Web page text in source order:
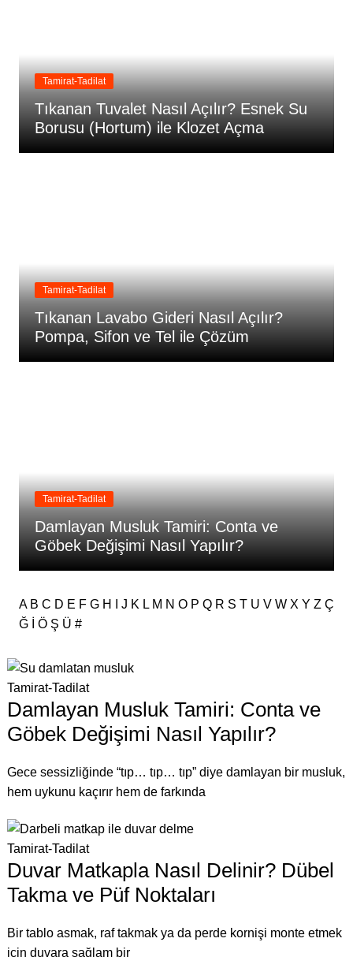
Tamirat-Tadilat
Tıkanan Tuvalet Nasıl Açılır? Esnek Su
Borusu (Hortum) ile Klozet Açma
Tamirat-Tadilat
Tıkanan Lavabo Gideri Nasıl Açılır?
Pompa, Sifon ve Tel ile Çözüm
Tamirat-Tadilat
Damlayan Musluk Tamiri: Conta ve
Göbek Değişimi Nasıl Yapılır?
A B C D E F G H J K L M N O P Q R S T U V W X Y Z Ç
Ğ
Ö Ş Ü #
Tamirat-Tadilat
Damlayan Musluk Tamiri: Conta ve
Göbek Değişimi Nasıl Yapılır?
Gece sessizliğinde “tıp… tıp… tıp” diye damlayan bir musluk,
hem uykunu kaçırır hem de farkında
Tamirat-Tadilat
Duvar Matkapla Nasıl Delinir? Dübel
Takma ve Püf Noktaları
Bir tablo asmak, raf takmak ya da perde kornişi monte etmek
için duvara sağlam bir